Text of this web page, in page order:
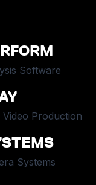
Software
Production
Systems